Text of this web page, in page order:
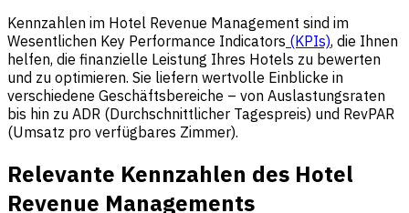
Kennzahlen im Hotel Revenue Management sind im
Wesentlichen Key Performance Indicators (KPIs), die Ihnen
helfen, die finanzielle Leistung Ihres Hotels zu bewerten
und zu optimieren. Sie liefern wertvolle Einblicke in
verschiedene Geschäftsbereiche – von Auslastungsraten
bis hin zu ADR (Durchschnittlicher Tagespreis) und RevPAR
(Umsatz pro verfügbares Zimmer).
Relevante Kennzahlen des Hotel
Revenue Managements